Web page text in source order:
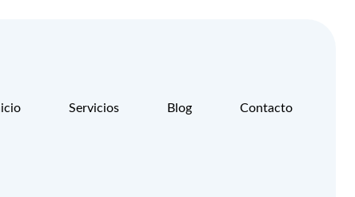
Servicios Blog Contacto